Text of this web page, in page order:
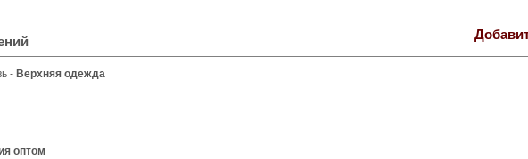
- Верхняя одежда
оптом